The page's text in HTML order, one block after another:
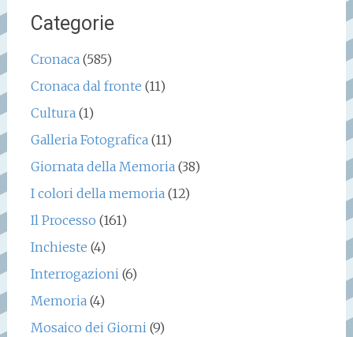
Categorie
Cronaca(585)
Cronaca dal fronte (11)
Cultura(1)
Galleria Fotografica(11)
Giornata della Memoria(38)
I colori della memoria(12)
Il Processo (161)
Inchieste (4)
Interrogazioni(6)
Memoria(4)
Mosaico dei Giorni(9)